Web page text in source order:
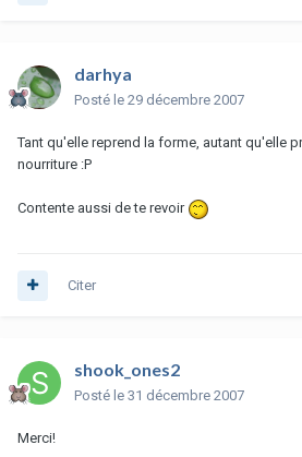
darhya
Posté le 29 décembre 2007
Tant qu'elle reprend la forme, autant qu'elle
nourriture :P
Contente aussi de te revoir
Citer
shook_ones2
Posté le 31 décembre 2007
Merci!